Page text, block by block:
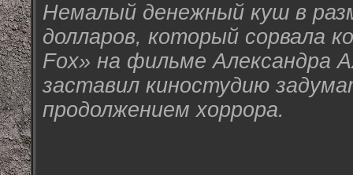
Немалый денежный куш в
долларов, который сорвала
Fox» на фильме Александра
заставил киностудию
продолжением хоррора.